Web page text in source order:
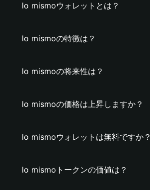
lo mismoウォレットとは？
lo mismoの特徴は？
lo mismoの将来性は？
lo mismoの価格は上昇しますか？
lo mismoウォレットは無料ですか？
lo mismoトークンの価値は？